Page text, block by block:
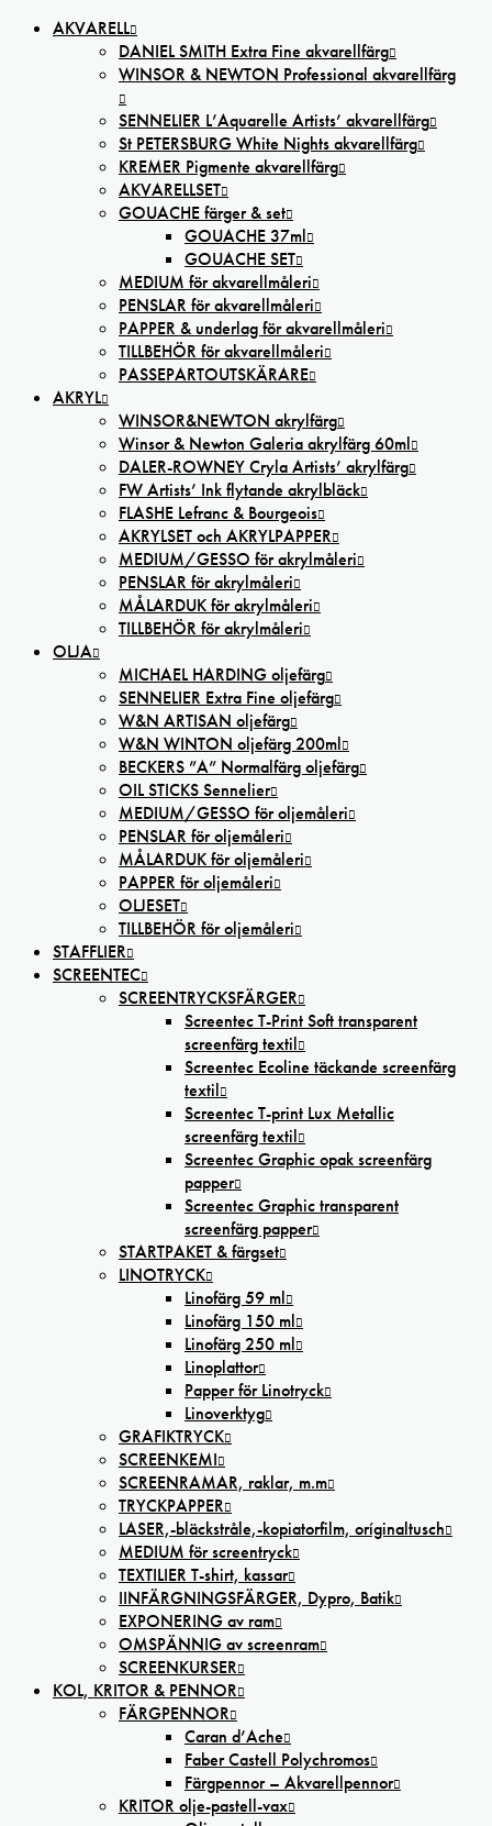
AKVARELL
DANIEL SMITH Extra Fine akvarellfärg
WINSOR & NEWTON Professional akvarellfärg
SENNELIER L’Aquarelle Artists’ akvarellfärg
St PETERSBURG White Nights akvarellfärg
KREMER Pigmente akvarellfärg
AKVARELLSET
GOUACHE färger & set
GOUACHE 37ml
GOUACHE SET
MEDIUM för akvarellmåleri
PENSLAR för akvarellmåleri
PAPPER & underlag för akvarellmåleri
TILLBEHÖR för akvarellmåleri
PASSEPARTOUTSKÄRARE
AKRYL
WINSOR&NEWTON akrylfärg
Winsor & Newton Galeria akrylfärg 60ml
DALER-ROWNEY Cryla Artists’ akrylfärg
FW Artists’ Ink flytande akrylbläck
FLASHE Lefranc & Bourgeois
AKRYLSET och AKRYLPAPPER
MEDIUM/GESSO för akrylmåleri
PENSLAR för akrylmåleri
MÅLARDUK för akrylmåleri
TILLBEHÖR för akrylmåleri
OLJA
MICHAEL HARDING oljefärg
SENNELIER Extra Fine oljefärg
W&N ARTISAN oljefärg
W&N WINTON oljefärg 200ml
BECKERS ”A” Normalfärg oljefärg
OIL STICKS Sennelier
MEDIUM/GESSO för oljemåleri
PENSLAR för oljemåleri
MÅLARDUK för oljemåleri
PAPPER för oljemåleri
OLJESET
TILLBEHÖR för oljemåleri
STAFFLIER
SCREENTEC
SCREENTRYCKSFÄRGER
Screentec T-Print Soft transparent
screenfärg textil
Screentec Ecoline täckande screenfärg
textil
Screentec T-print Lux Metallic
screenfärg textil
Screentec Graphic opak screenfärg
papper
Screentec Graphic transparent
screenfärg papper
STARTPAKET & färgset
LINOTRYCK
Linofärg 59 ml
Linofärg 150 ml
Linofärg 250 ml
Linoplattor
Papper för Linotryck
Linoverktyg
GRAFIKTRYCK
SCREENKEMI
SCREENRAMAR, raklar, m.m
TRYCKPAPPER
LASER,-bläckstråle,-kopiatorfilm, oríginaltusch
MEDIUM för screentryck
TEXTILIER T-shirt, kassar
IINFÄRGNINGSFÄRGER, Dypro, Batik
EXPONERING av ram
OMSPÄNNIG av screenram
SCREENKURSER
KOL, KRITOR & PENNOR
FÄRGPENNOR
Caran d’Ache
Faber Castell Polychromos
Färgpennor – Akvarellpennor
KRITOR olje-pastell-vax